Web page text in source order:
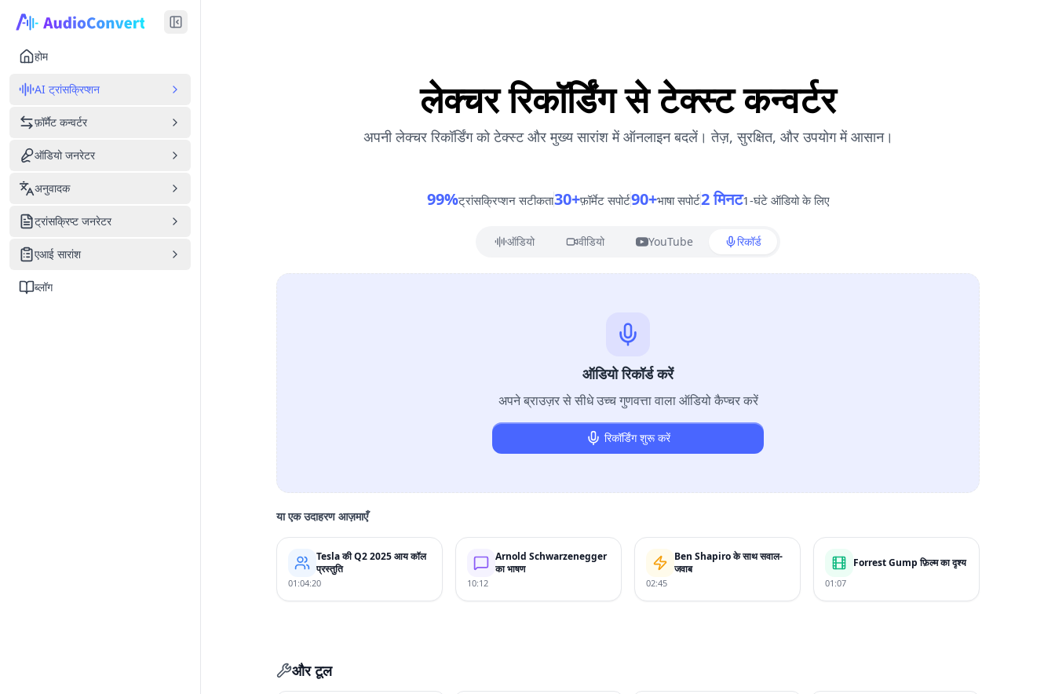
होम
AI ट्रांसक्रिप्शन
फ़ॉर्मैट कन्वर्टर
ऑडियो जनरेटर
अनुवादक
ट्रांसक्रिप्ट जनरेटर
एआई सारांश
ब्लॉग
लेक्चर रिकॉर्डिंग से टेक्स्ट कन्वर्टर
अपनी लेक्चर रिकॉर्डिंग को टेक्स्ट और मुख्य सारांश में ऑनलाइन बदलें। तेज़, सुरक्षित, और उपयोग में आसान।
99%ट्रांसक्रिप्शन सटीकता30+फ़ॉर्मेट सपोर्ट90+भाषा सपोर्ट2 मिनट1-घंटे ऑडियो के लिए
ऑडियो वीडियो YouTube रिकॉर्ड
ऑडियो रिकॉर्ड करें
अपने ब्राउज़र से सीधे उच्च गुणवत्ता वाला ऑडियो कैप्चर करें
रिकॉर्डिंग शुरू करें
या एक उदाहरण आज़माएँ
Tesla की Q2 2025 आय कॉल
प्रस्तुति
01:04:20
Arnold Schwarzenegger
का भाषण
10:12
Ben Shapiro के साथ सवाल-
जवाब
02:45
Forrest Gump फ़िल्म का दृश्य
01:07
और टूल